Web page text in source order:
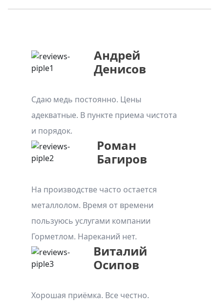
Андрей
Денисов
Сдаю медь постоянно. Цены
адекватные. В пункте приема чистота
и порядок.
Роман
Багиров
На производстве часто остается
металлолом. Время от времени
пользуюсь услугами компании
Горметлом. Нареканий нет.
Виталий
Осипов
Хорошая приёмка. Все честно.